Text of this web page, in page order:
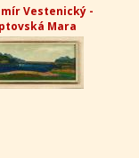
Vestenický -
Mara